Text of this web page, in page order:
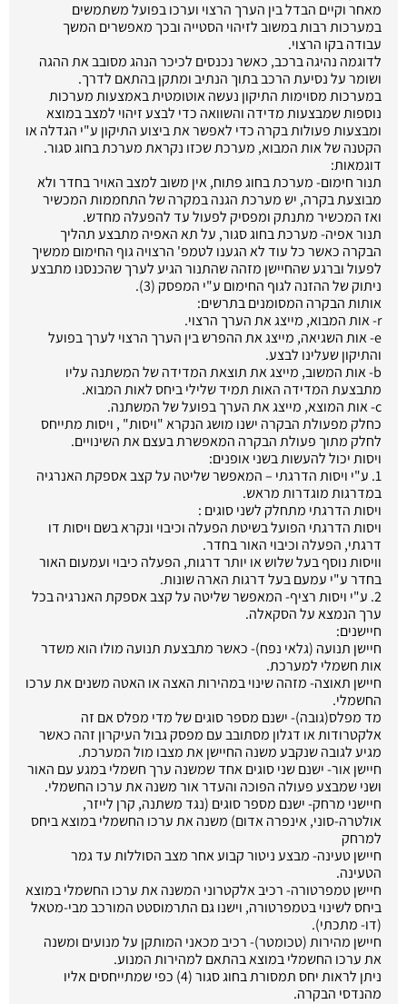
מאחר וקיים הבדל בין הערך הרצוי וערכו בפועל משתמשים
במערכות רבות במשוב לזיהוי הסטייה ובכך מאפשרים המשך
עבודה בקו הרצוי.
לדוגמה נהיגה ברכב, כאשר נכנסים לכיכר הנהג מסובב את ההגה
ושומר על נסיעת הרכב בתוך הנתיב ומתקן בהתאם לדרך.
במערכות מסוימות התיקון נעשה אוטומטית באמצעות מערכות
נוספות שמבצעות מדידה והשוואה כדי לבצע זיהוי למצב במוצא
ומבצעות פעולות בקרה כדי לאפשר את ביצוע התיקון ע"י הגדלה או
הקטנה של אות המבוא, מערכת שכזו נקראת מערכת בחוג סגור.
דוגמאות:
תנור חימום- מערכת בחוג פתוח, אין משוב למצב האויר בחדר ולא
מבוצעת בקרה, יש מערכת הגנה במקרה של התחממות המכשיר
ואז המכשיר מתנתק ומפסיק לפעול עד להפעלה מחדש.
תנור אפיה- מערכת בחוג סגור, על תא האפיה מתבצע תהליך
הבקרה כאשר כל עוד לא הגענו לטמפ' הרצויה גוף החימום ממשיך
לפעול וברגע שהחיישן מזהה שהתנור הגיע לערך שהכנסנו מתבצע
ניתוק של ההזנה לגוף החימום ע"י המפסק (3).
אותות הבקרה המסומנים בתרשים:
r- אות המבוא, מייצג את הערך הרצוי.
e- אות השגיאה, מייצג את ההפרש בין הערך הרצוי לערך בפועל
והתיקון שעלינו לבצע.
b- אות המשוב, מייצג את תוצאת המדידה של המשתנה עליו
מתבצעת המדידה האות תמיד שלילי ביחס לאות המבוא.
c- אות המוצא, מייצג את הערך בפועל של המשתנה.
כחלק מפעולת הבקרה ישנו מושג הנקרא "ויסות" , ויסות מתייחס
לחלק מתוך פעולת הבקרה המאפשרת בעצם את השינויים.
ויסות יכול להעשות בשני אופנים:
1. ע"י ויסות הדרגתי – המאפשר שליטה על קצב אספקת האנרגיה
במדרגות מוגדרות מראש.
ויסות הדרגתי מתחלק לשני סוגים :
ויסות הדרגתי הפועל בשיטת הפעלה וכיבוי ונקרא בשם ויסות דו
דרגתי, הפעלה וכיבוי האור בחדר.
וויסות נוסף בעל שלוש או יותר דרגות, הפעלה כיבוי ועמעום האור
בחדר ע"י עמעם בעל דרגות הארה שונות.
2. ע"י ויסות רציף- המאפשר שליטה על קצב אספקת האנרגיה בכל
ערך הנמצא על הסקאלה.
חיישנים:
חיישן תנועה (גלאי נפח)- כאשר מתבצעת תנועה מולו הוא משדר
אות חשמלי למערכת.
חיישן תאוצה- מזהה שינוי במהירות האצה או האטה משנים את ערכו
החשמלי.
מד מפלס(גובה)- ישנם מספר סוגים של מדי מפלס אם זה
אלקטרודות או דגלון מסתובב עם מפסק גבול העיקרון זהה כאשר
מגיע לגובה שנקבע משנה החיישן את מצבו מול המערכת.
חיישן אור- ישנם שני סוגים אחד שמשנה ערך חשמלי במגע עם האור
ושני שמבצע פעולה הפוכה והעדר אור משנה את ערכו החשמלי.
חיישני מרחק- ישנם מספר סוגים (נגד משתנה, קרן לייזר,
אולטרה-סוני, אינפרה אדום) משנה את ערכו החשמלי במוצא ביחס
למרחק
חיישן טעינה- מבצע ניטור קבוע אחר מצב הסוללות עד גמר
הטעינה.
חיישן טמפרטורה- רכיב אלקטרוני המשנה את ערכו החשמלי במוצא
ביחס לשינוי בטמפרטורה, וישנו גם התרמוסטט המורכב מבי-מטאל
(דו- מתכתי).
חיישן מהירות (טכומטר)- רכיב מכאני המותקן על מנועים ומשנה
את ערכו החשמלי במוצא בהתאם למהירות המנוע.
ניתן לראות יחס תמסורת בחוג סגור (4) כפי שמתייחסים אליו
מהנדסי הבקרה.